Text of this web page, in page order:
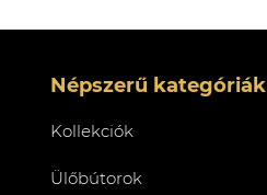
Népszerű kategóriák
Kollekciók
Ülőbútorok